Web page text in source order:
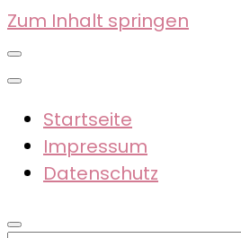
Zum Inhalt springen
Startseite
Impressum
Datenschutz